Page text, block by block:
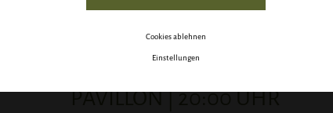
6. Konzert
PAVILLON |20:00UHR
Cookies ablehnen
Einstellungen